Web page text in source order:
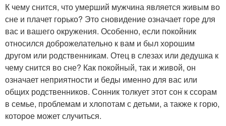
К чему снится, что умерший мужчина является живым во
сне и плачет горько? Это сновидение означает горе для
вас и вашего окружения. Особенно, если покойник
относился доброжелательно к вам и был хорошим
другом или родственникам. Отец в слезах или дедушка к
чему снится во сне? Как покойный, так и живой, он
означает неприятности и беды именно для вас или
общих родственников. Сонник толкует этот сон к ссорам
в семье, проблемам и хлопотам с детьми, а также к горю,
которое может случиться.